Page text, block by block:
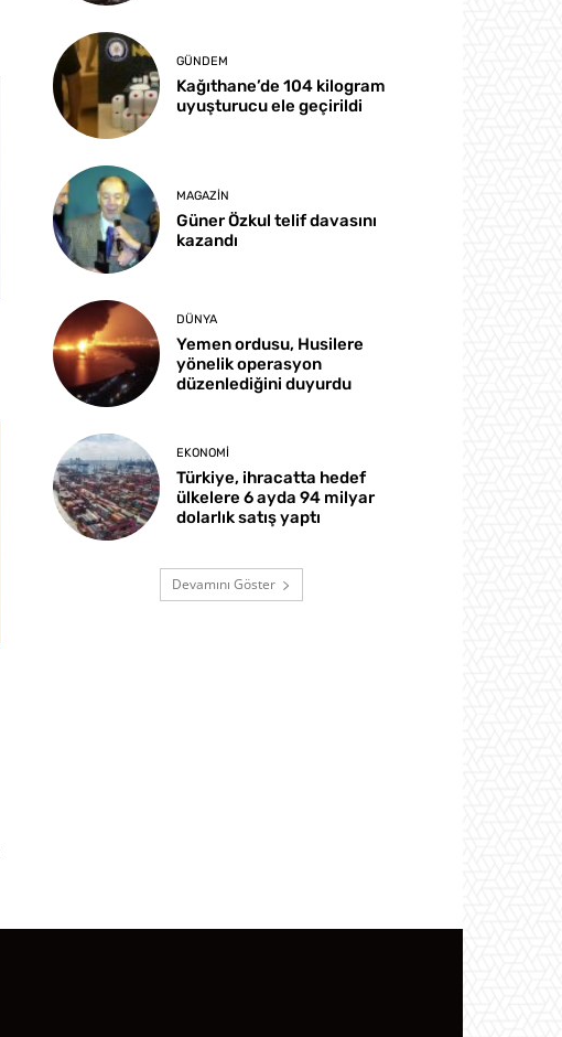
GÜNDEM
Kağıthane’de 104 kilogram
uyuşturucu ele geçirildi
MAGAZIN
Güner Özkul telif davasını
kazandı
DÜNYA
Yemen ordusu, Husilere
yönelik operasyon
düzenlediğini duyurdu
EKONOMI
Türkiye, ihracatta hedef
ülkelere 6 ayda 94 milyar
dolarlık satış yaptı
Devamını Göster